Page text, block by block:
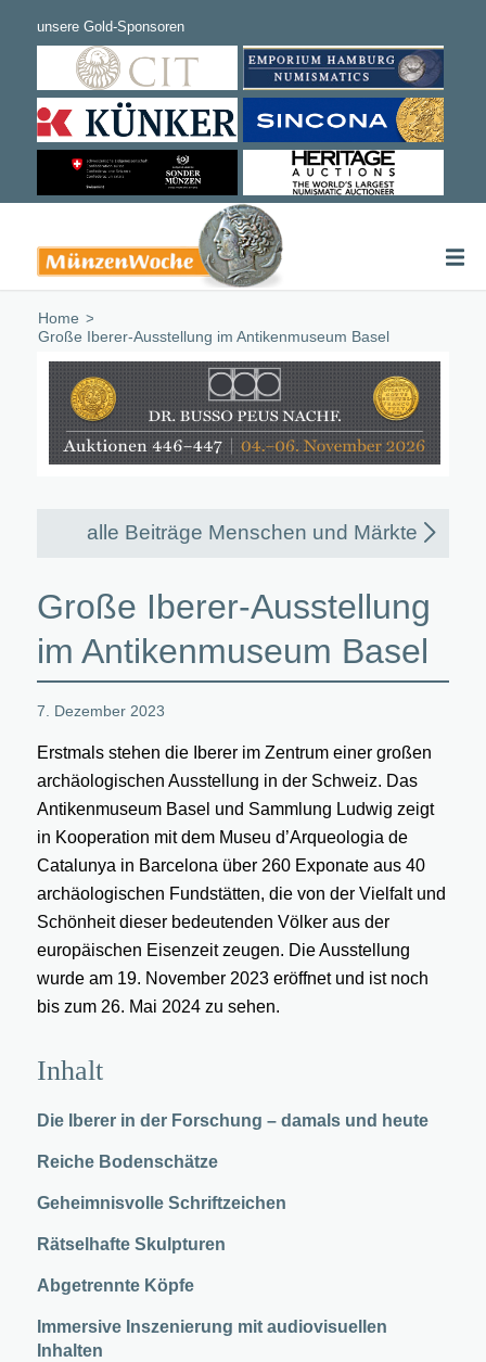
Home
Große Iberer-Ausstellung im Antikenmuseum Basel
alle Beiträge Menschen und Märkte
Große Iberer-Ausstellung
im Antikenmuseum Basel
7. Dezember 2023
Erstmals stehen die Iberer im Zentrum einer großen
archäologischen Ausstellung in der Schweiz. Das
Antikenmuseum Basel und Sammlung Ludwig zeigt
in Kooperation mit dem Museu d’Arqueologia de
Catalunya in Barcelona über 260 Exponate aus 40
archäologischen Fundstätten, die von der Vielfalt und
Schönheit dieser bedeutenden Völker aus der
europäischen Eisenzeit zeugen. Die Ausstellung
wurde am 19. November 2023 eröffnet und ist noch
bis zum 26. Mai 2024 zu sehen.
Inhalt
Die Iberer in der Forschung – damals und heute
Reiche Bodenschätze
Geheimnisvolle Schriftzeichen
Rätselhafte Skulpturen
Abgetrennte Köpfe
Immersive Inszenierung mit audiovisuellen
Inhalten